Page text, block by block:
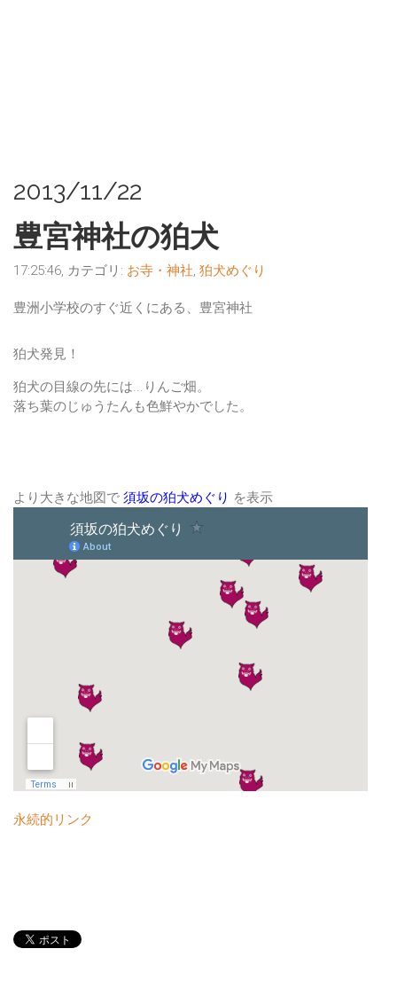
2013/11/22
豊宮神社の狛犬
17:25:46, カテゴリ: お寺・神社, 狛犬めぐり
豊洲小学校のすぐ近くにある、 豊宮神社
狛犬発見！
狛犬の目線の先には...りんご畑。
落ち葉のじゅうたんも色鮮やかでした。
より大きな地図で 須坂の狛犬めぐり を表示
永続的リンク